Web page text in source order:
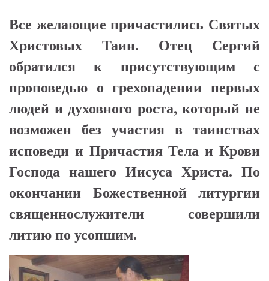
Все желающие причастились Святых
Христовых Таин. Отец Сергий
обратился к присутствующим с
проповедью о грехопадении первых
людей и духовного роста, который не
возможен без участия в таинствах
исповеди и Причастия Тела и Крови
Господа нашего Иисуса Христа. По
окончании Божественной литургии
священнослужители совершили
литию по усопшим.